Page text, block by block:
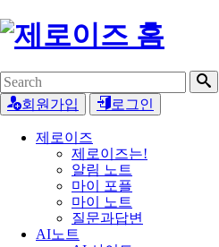
회원가입 로그인
제로이즈
제로이즈는!
알림 노트
마이 포플
마이 노트
질문과답변
AI노트